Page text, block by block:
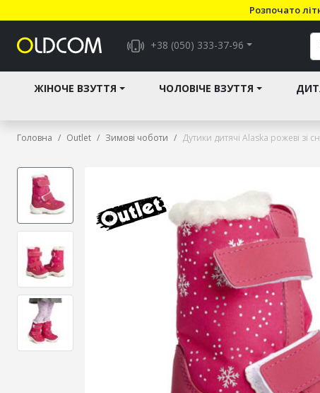
Розпочато
+38 (050) 333-37-96
ЖІНОЧЕ ВЗУТТЯ ЧОЛОВІЧЕ ВЗУТТЯ
Головна Outlet Зимові чоботи Дутики дитячі Alaska рожеві зі